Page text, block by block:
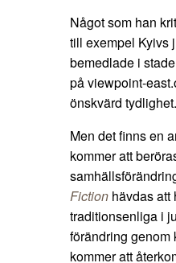
Något som han
till exempel Kyivs
bemedlade i
på viewpoint-
önskvärd tydlighet.
Men det finns en
kommer att
Fiction hävdas att
traditionsenliga i
förändring genom
kommer att